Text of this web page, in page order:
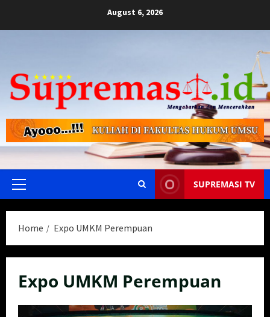
August 6, 2026
Primary
SUPREMASI TV
Home Expo UMKM Perempuan
Expo UMKM Perempuan